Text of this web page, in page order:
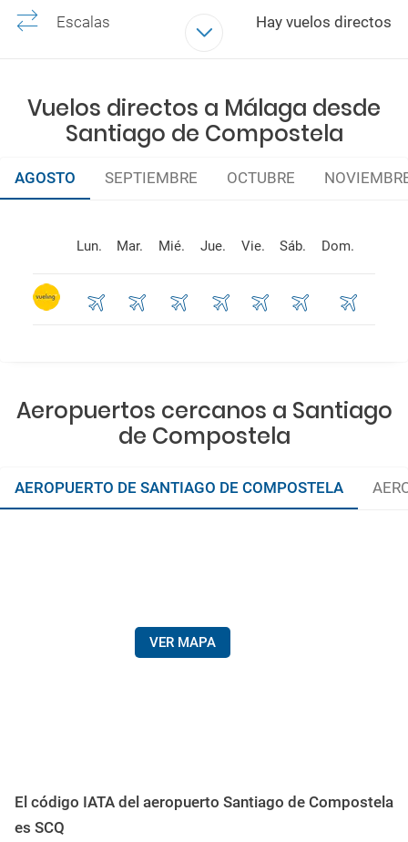
Escalas Hay vuelos directos
Vuelos directos a Málaga desde
Santiago de Compostela
AGOSTO SEPTIEMBRE OCTUBRE
Lun. Mar. Mié. Jue. Vie. Sáb. Dom.
Aeropuertos cercanos a Santiago
de Compostela
AEROPUERTO DE SANTIAGO DE COMPOSTELA
VER MAPA
El código IATA del aeropuerto Santiago de Compostela
es SCQ